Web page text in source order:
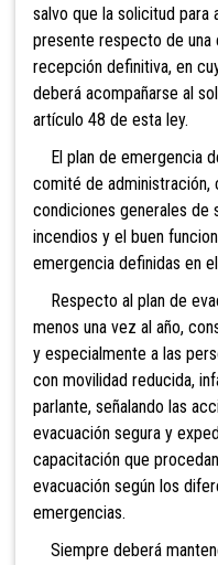
salvo que la solicitud
presente respecto de una
recepción definitiva, en
deberá acompañarse al
artículo 48 de esta ley.
El plan de emergencia
comité de administración,
condiciones generales de
incendios y el buen
emergencia definidas en
Respecto al plan de
menos una vez al año,
y especialmente a las
con movilidad reducida,
parlante, señalando las
evacuación segura y
capacitación que
evacuación según los
emergencias.
Siempre deberá